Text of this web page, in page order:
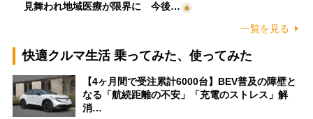
見舞われ地域医療が限界に 今後…
一覧を見る
快適クルマ生活 乗ってみた、使ってみた
【4ヶ月間で受注累計6000台】BEV普及の障壁と
なる「航続距離の不安」「充電のストレス」解
消…